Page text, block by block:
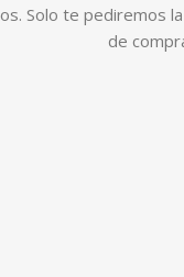
Solo te pediremos
de